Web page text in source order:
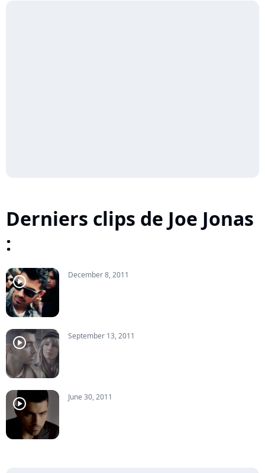
Derniers clips de Joe Jonas
:
player2 December 8, 2011
player2 September 13, 2011
player2 June 30, 2011